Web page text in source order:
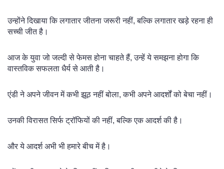
उन्होंने दिखाया कि लगातार जीतना जरूरी नहीं, बल्कि लगातार खड़े रहना ही
सच्ची जीत है।
आज के युवा जो जल्दी से फेमस होना चाहते हैं, उन्हें ये समझना होगा कि
वास्तविक सफलता धैर्य से आती है।
एंडी ने अपने जीवन में कभी झूठ नहीं बोला, कभी अपने आदर्शों को बेचा नहीं।
उनकी विरासत सिर्फ ट्रॉफियों की नहीं, बल्कि एक आदर्श की है।
और ये आदर्श अभी भी हमारे बीच में है।